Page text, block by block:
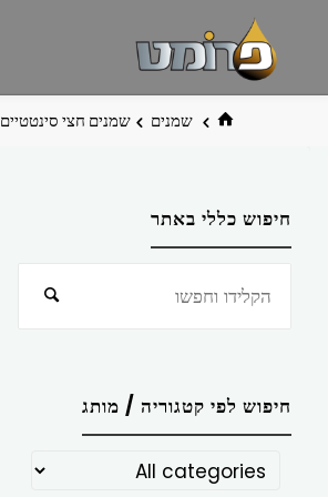
בית שמנים שמנים חצי סינטטיים
חיפוש כללי באתר
חיפוש
חיפוש לפי קטגוריה / מותג